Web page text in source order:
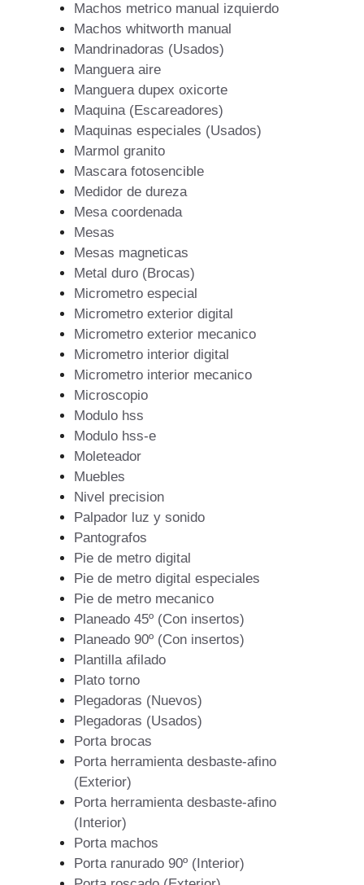
Machos metrico manual izquierdo
Machos whitworth manual
Mandrinadoras (Usados)
Manguera aire
Manguera dupex oxicorte
Maquina (Escareadores)
Maquinas especiales (Usados)
Marmol granito
Mascara fotosencible
Medidor de dureza
Mesa coordenada
Mesas
Mesas magneticas
Metal duro (Brocas)
Micrometro especial
Micrometro exterior digital
Micrometro exterior mecanico
Micrometro interior digital
Micrometro interior mecanico
Microscopio
Modulo hss
Modulo hss-e
Moleteador
Muebles
Nivel precision
Palpador luz y sonido
Pantografos
Pie de metro digital
Pie de metro digital especiales
Pie de metro mecanico
Planeado 45º (Con insertos)
Planeado 90º (Con insertos)
Plantilla afilado
Plato torno
Plegadoras (Nuevos)
Plegadoras (Usados)
Porta brocas
Porta herramienta desbaste-afino
(Exterior)
Porta herramienta desbaste-afino
(Interior)
Porta machos
Porta ranurado 90º (Interior)